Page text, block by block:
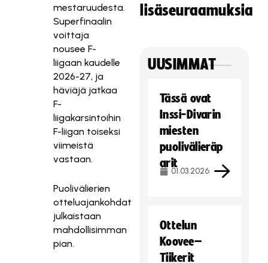
mestaruudesta.
Superfinaalin
voittaja
nousee F-
liigaan kaudelle
2026-27, ja
häviäjä jatkaa
F-
liigakarsintoihin
F-liigan toiseksi
viimeistä
vastaan.
Puolivälierien
otteluajankohdat
julkaistaan
mahdollisimman
pian.
lisäseuraamuksia
UUSIMMAT
Tässä ovat
Inssi-Divarin
miesten
puolivälieräp
arit
01.03.2026
Ottelun
Koovee–
Tiikerit